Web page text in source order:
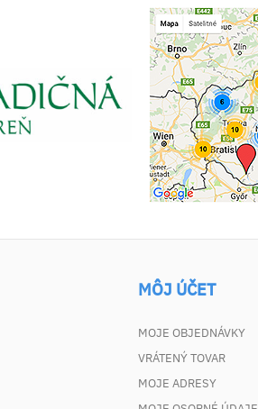
MÔJ ÚČET
MOJE OBJEDNÁVKY
VRÁTENÝ TOVAR
MOJE ADRESY